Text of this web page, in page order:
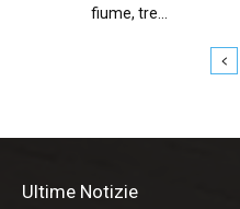
fiume, tre...
Ultime Notizie